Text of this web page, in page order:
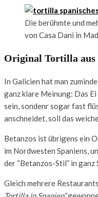
Die berühmte und
von Casa Dani in
Original Tortilla aus
In Galicien hat man
ganz klare Meinung: Das
sein, sondenr sogar fast
anschneidet, soll das
Betanzos ist übrigens ein
im Nordwesten Spaniens,
der “Betanzos-Stil” in ganz
Gleich mehrere